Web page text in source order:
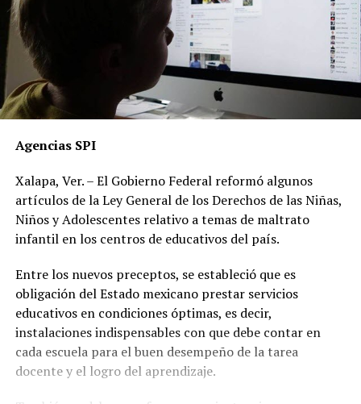
Agencias SPI
Xalapa, Ver. – El Gobierno Federal reformó algunos
artículos de la Ley General de los Derechos de las Niñas,
Niños y Adolescentes relativo a temas de maltrato
infantil en los centros de educativos del país.
Entre los nuevos preceptos, se estableció que es
obligación del Estado mexicano prestar servicios
educativos en condiciones óptimas, es decir,
instalaciones indispensables con que debe contar en
cada escuela para el buen desempeño de la tarea
docente y el logro del aprendizaje.